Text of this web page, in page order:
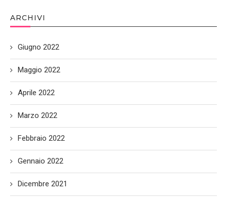
ARCHIVI
Giugno 2022
Maggio 2022
Aprile 2022
Marzo 2022
Febbraio 2022
Gennaio 2022
Dicembre 2021